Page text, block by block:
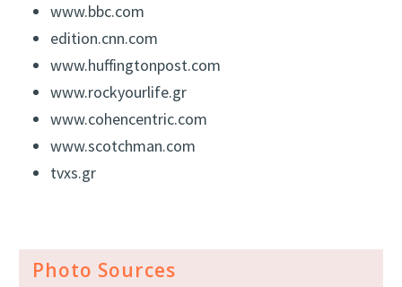
www.bbc.com
edition.cnn.com
www.huffingtonpost.com
www.rockyourlife.gr
www.cohencentric.com
www.scotchman.com
tvxs.gr
Photo Sources